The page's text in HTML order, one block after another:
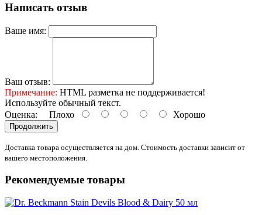
Написать отзыв
Ваше имя:
Ваш отзыв:
Примечание: HTML разметка не поддерживается!
Используйте обычный текст.
Оценка: Плохо Хорошо
Продолжить
Доставка товара осуществляется на дом. Стоимость доставки зависит от
вашего местоположения.
Рекомендуемые товары